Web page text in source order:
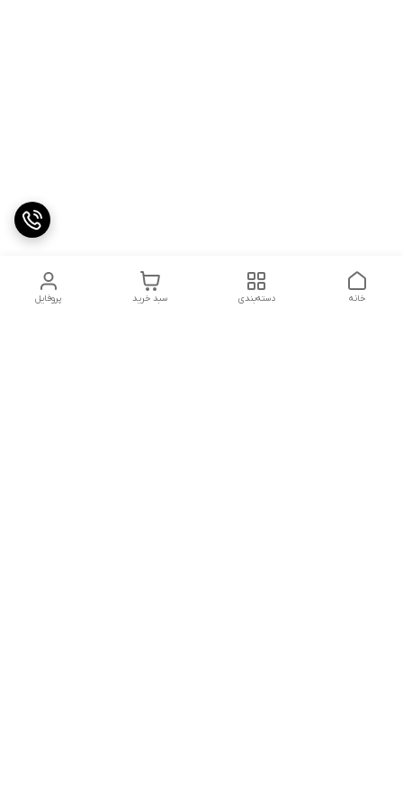
پروفایل سبد خرید دسته‌بندی خانه